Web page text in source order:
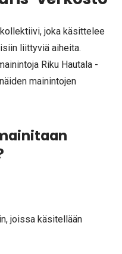
joka käsittelee
liittyviä aiheita.
Riku Hautala -
mainintojen
joissa käsitellään